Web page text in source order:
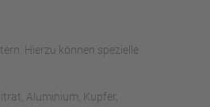
Hierzu können spezielle
Aluminium, Kupfer,